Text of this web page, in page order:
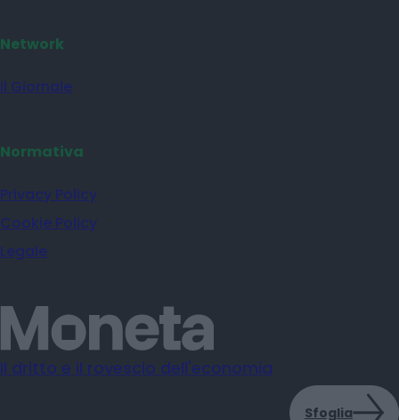
Network
il Giornale
Normativa
Privacy Policy
Cookie Policy
Legale
Il dritto e il rovescio dell'economia
Sfoglia